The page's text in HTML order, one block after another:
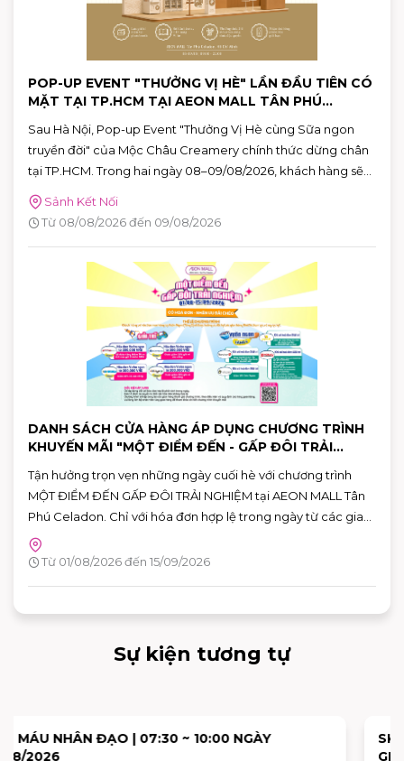
POP-UP EVENT "THƯỞNG VỊ HÈ" LẦN ĐẦU TIÊN CÓ
MẶT TẠI TP.HCM TẠI AEON MALL TÂN PHÚ
Sau Hà Nội, Pop-up Event "Thưởng Vị Hè cùng Sữa ngon
truyền đời" của Mộc Châu Creamery chính thức dừng chân
tại TP.HCM. Trong hai ngày 08–09/08/2026, khách hàng sẽ
có cơ hội khám phá những hương vị mùa hè độc đáo, tham
gia nhiều hoạt động tương tác thú vị và nhận quà tặng phiên
bản giới hạn tại AEON MALL Tân Phú Celadon.
Sảnh Kết Nối
Từ 08/08/2026 đến 09/08/2026
DANH SÁCH CỬA HÀNG ÁP DỤNG CHƯƠNG TRÌNH
KHUYẾN MÃI "MỘT ĐIỂM ĐẾN - GẤP ĐÔI TRẢI
Tận hưởng trọn vẹn những ngày cuối hè với chương trình
MỘT ĐIỂM ĐẾN GẤP ĐÔI TRẢI NGHIỆM tại AEON MALL Tân
Phú Celadon. Chỉ với hóa đơn hợp lệ trong ngày từ các gian
hàng tham gia, khách hàng có thể nhận ưu đãi chéo giữa
khu ẩm thực Vườn Ngon và các gian hàng giải trí, giúp hành
Từ 01/08/2026 đến 15/09/2026
Sự kiện tương tự
SKY: CHILDREN OF THE LIGHT TRẢI NGHIỆM KHÔNG
GIAN NGHỆ THUẬT "VAN GOGH THƯƠNG MẾN"